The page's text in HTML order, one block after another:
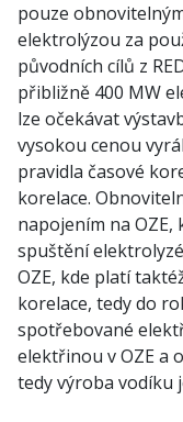
pouze
elektrolýzou za
původních cílů z
přibližně 400 MW
lze očekávat
vysokou cenou
pravidla časové
korelace.
napojením na OZE,
spuštění
OZE, kde platí
korelace, tedy do
spotřebované
elektřinou v OZE a
tedy výroba vodíku